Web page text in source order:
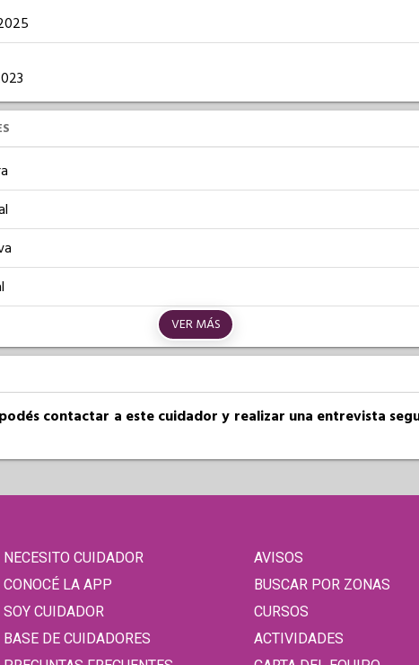
VER MÁS
contactar a este cuidador y realizar una entrevista
NECESITO CUIDADOR
CONOCÉ LA APP
SOY CUIDADOR
BASE DE CUIDADORES
AVISOS
BUSCAR POR ZONAS
CURSOS
ACTIVIDADES